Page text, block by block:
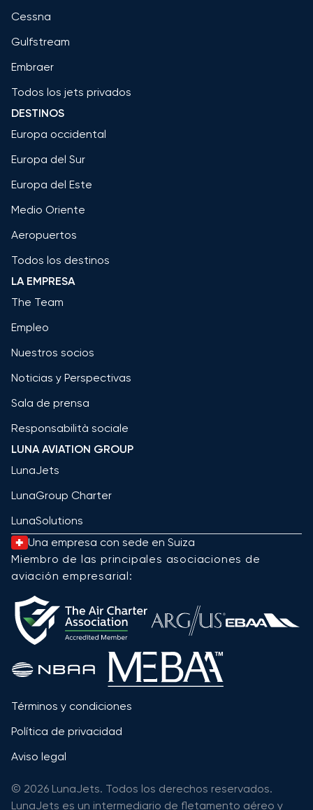
Cessna
Gulfstream
Embraer
Todos los jets privados
DESTINOS
Europa occidental
Europa del Sur
Europa del Este
Medio Oriente
Aeropuertos
Todos los destinos
LA EMPRESA
The Team
Empleo
Nuestros socios
Noticias y Perspectivas
Sala de prensa
Responsabilità sociale
LUNA AVIATION GROUP
LunaJets
LunaGroup Charter
LunaSolutions
Una empresa con sede en Suiza
Miembro de las principales asociaciones de
aviación empresarial:
Términos y condiciones
Política de privacidad
Aviso legal
© 2026 LunaJets. Todos los derechos reservados.
LunaJets es un intermediario de fletamento aéreo y